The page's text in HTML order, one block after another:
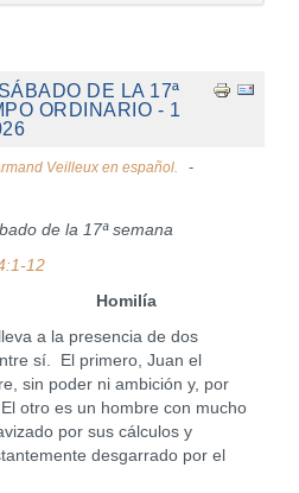
DE LA 17ª
ORDINARIO - 1
Veilleux en español.
de la 17ª semana
12
a la presencia de dos
sí. El primero, Juan el
sin poder ni ambición y, por
otro es un hombre con mucho
por sus cálculos y
desgarrado por el